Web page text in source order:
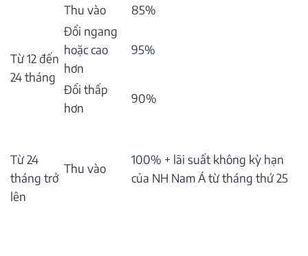
Từ 12 đến
24 tháng
Thu vào
85%
Đổi ngang
hoặc cao
hơn
95%
Đổi thấp
hơn
90%
Từ 24
tháng trở
lên
Thu vào
100% + lãi suất không kỳ hạn
của NH Nam Á từ tháng thứ 25